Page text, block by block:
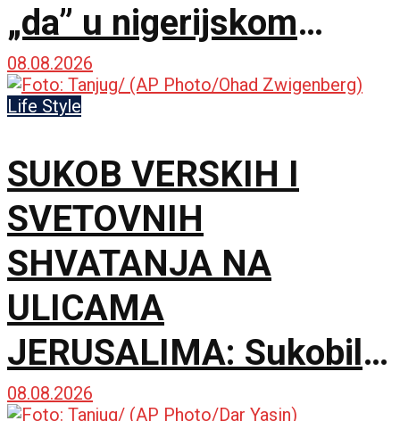
„da” u nigerijskom
gradu Kano
08.08.2026
Life Style
SUKOB VERSKIH I
SVETOVNIH
SHVATANJA NA
ULICAMA
JERUSALIMA: Sukobili
se ultraortodoksni
08.08.2026